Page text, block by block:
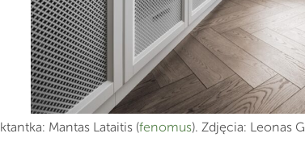
Mantas Lataitis (fenomus). Zdjęcia: Leonas